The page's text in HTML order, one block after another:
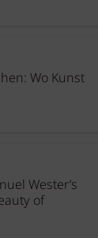
Wo Kunst
Wester’s
of